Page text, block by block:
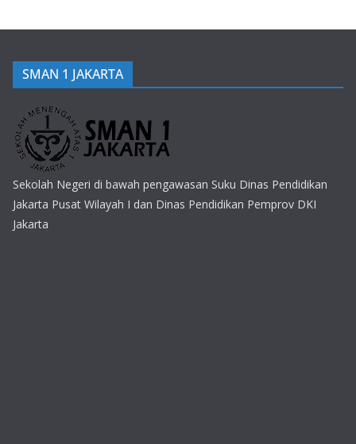
SMAN 1 JAKARTA
Sekolah Negeri di bawah pengawasan Suku Dinas Pendidikan
Jakarta Pusat Wilayah I dan Dinas Pendidikan Pemprov DKI
Jakarta